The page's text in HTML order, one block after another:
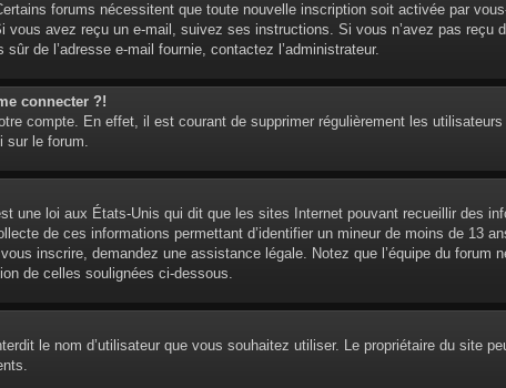
forums nécessitent que toute nouvelle inscription soit activée par
avez reçu un e-mail, suivez ses instructions. Si vous n’avez pas reçu
de l’adresse e-mail fournie, contactez l’administrateur.
connecter ?!
compte. En effet, il est courant de supprimer régulièrement les
sur le forum.
une loi aux États-Unis qui dit que les sites Internet pouvant recueillir des
de ces informations permettant d’identifier un mineur de moins de 13
inscrire, demandez une assistance légale. Notez que l’équipe du forum
de celles soulignées ci-dessous.
le nom d’utilisateur que vous souhaitez utiliser. Le propriétaire du site